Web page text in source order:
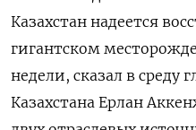
Казахстан надеется
гигантском
недели, сказал в среду
‌Казахстана Ерлан